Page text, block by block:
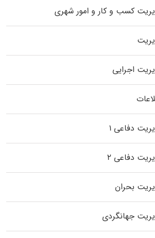
کسب و کار و امور شهری
اجرایی
دفاعی ۱
دفاعی ۲
بحران
جهانگردی